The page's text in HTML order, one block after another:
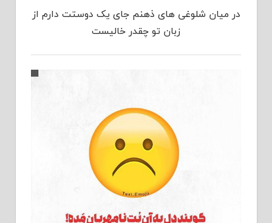
در میان شلوغی های ذهنم جای یک دوستت دارم از
زبان تو چقدر خالیست